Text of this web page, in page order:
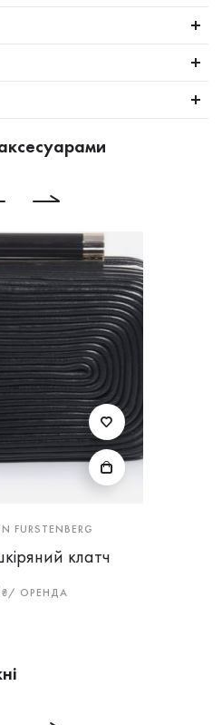
FURSTENBERG
клатч
ОРЕНДА